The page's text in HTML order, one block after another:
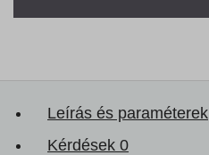
Leírás és paraméterek
Kérdések 0